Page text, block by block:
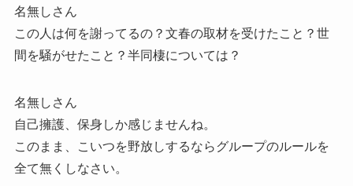
名無しさん
この人は何を謝ってるの？文春の取材を受けたこと？世
間を騒がせたこと？半同棲については？
名無しさん
自己擁護、保身しか感じませんね。
このまま、こいつを野放しするならグループのルールを
全て無くしなさい。